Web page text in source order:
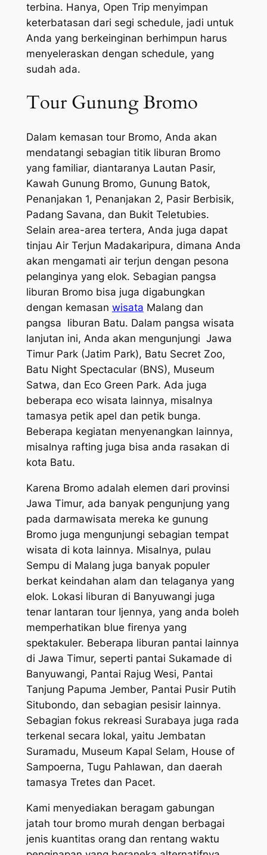
terbina. Hanya, Open Trip menyimpan
keterbatasan dari segi schedule, jadi untuk
Anda yang berkeinginan berhimpun harus
menyeleraskan dengan schedule, yang
sudah ada.
Tour Gunung Bromo
Dalam kemasan tour Bromo, Anda akan
mendatangi sebagian titik liburan Bromo
yang familiar, diantaranya Lautan Pasir,
Kawah Gunung Bromo, Gunung Batok,
Penanjakan 1, Penanjakan 2, Pasir Berbisik,
Padang Savana, dan Bukit Teletubies.
Selain area-area tertera, Anda juga dapat
tinjau Air Terjun Madakaripura, dimana Anda
akan mengamati air terjun dengan pesona
pelanginya yang elok. Sebagian pangsa
liburan Bromo bisa juga digabungkan
dengan kemasan wisata Malang dan
pangsa liburan Batu. Dalam pangsa wisata
lanjutan ini, Anda akan mengunjungi Jawa
Timur Park (Jatim Park), Batu Secret Zoo,
Batu Night Spectacular (BNS), Museum
Satwa, dan Eco Green Park. Ada juga
beberapa eco wisata lainnya, misalnya
tamasya petik apel dan petik bunga.
Beberapa kegiatan menyenangkan lainnya,
misalnya rafting juga bisa anda rasakan di
kota Batu.
Karena Bromo adalah elemen dari provinsi
Jawa Timur, ada banyak pengunjung yang
pada darmawisata mereka ke gunung
Bromo juga mengunjungi sebagian tempat
wisata di kota lainnya. Misalnya, pulau
Sempu di Malang juga banyak populer
berkat keindahan alam dan telaganya yang
elok. Lokasi liburan di Banyuwangi juga
tenar lantaran tour Ijennya, yang anda boleh
memperhatikan blue firenya yang
spektakuler. Beberapa liburan pantai lainnya
di Jawa Timur, seperti pantai Sukamade di
Banyuwangi, Pantai Rajug Wesi, Pantai
Tanjung Papuma Jember, Pantai Pusir Putih
Situbondo, dan sebagian pesisir lainnya.
Sebagian fokus rekreasi Surabaya juga rada
terkenal secara lokal, yaitu Jembatan
Suramadu, Museum Kapal Selam, House of
Sampoerna, Tugu Pahlawan, dan daerah
tamasya Tretes dan Pacet.
Kami menyediakan beragam gabungan
jatah tour bromo murah dengan berbagai
jenis kuantitas orang dan rentang waktu